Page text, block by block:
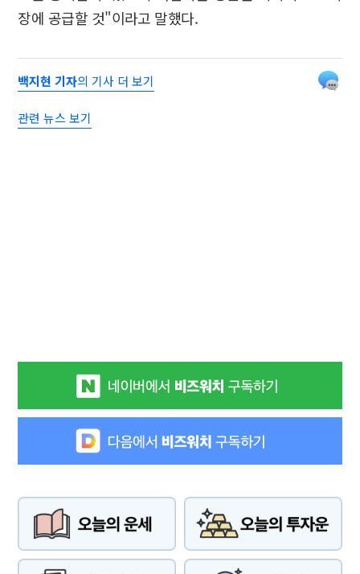
장에 공급할 것"이라고 말했다.
백지현 기자의 기사 더 보기
관련 뉴스 보기